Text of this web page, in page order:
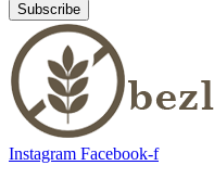
Subscribe
Instagram Facebook-f